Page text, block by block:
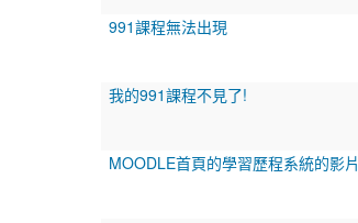
991課程無法出現
我的991課程不見了!
MOODLE首頁的學習歷程系統的影片